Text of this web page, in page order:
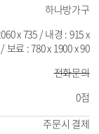
하나방가구
x 735 / 내경 : 915 x
보료 : 780 x 1900 x 90
전화문의
0점
주문시 결제